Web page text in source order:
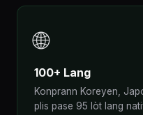
🌐
100+ Lang
Konprann Koreyen,
plis pase 95 lòt lang